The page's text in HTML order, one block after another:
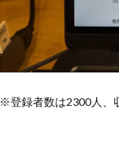
※登録者数は2300人、